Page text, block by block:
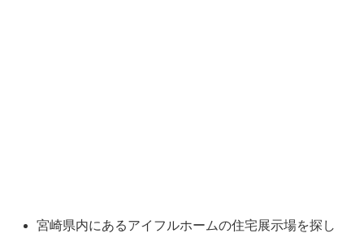
宮崎県内にあるアイフルホームの住宅展示場を探し